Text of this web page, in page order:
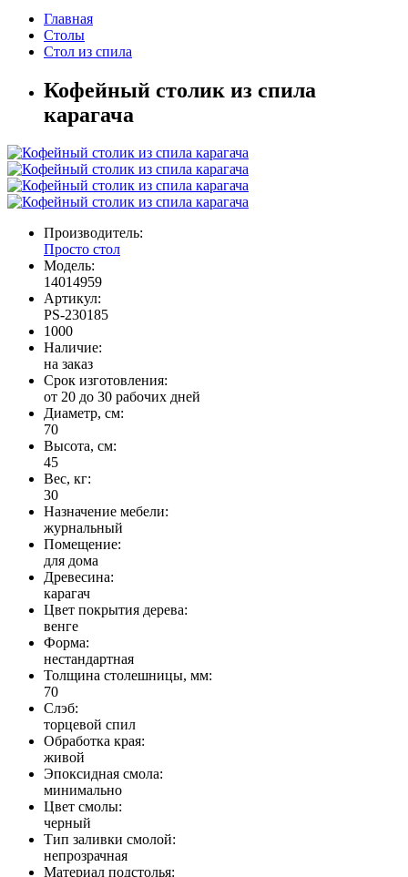
Главная
Столы
Стол из спила
Кофейный столик из спила
карагача
Производитель:
Просто стол
Модель:
14014959
Артикул:
PS-230185
1000
Наличие:
на заказ
Срок изготовления:
от 20 до 30 рабочих дней
Диаметр, см:
70
Высота, см:
45
Вес, кг:
30
Назначение мебели:
журнальный
Помещение:
для дома
Древесина:
карагач
Цвет покрытия дерева:
венге
Форма:
нестандартная
Толщина столешницы, мм:
70
Слэб:
торцевой спил
Обработка края:
живой
Эпоксидная смола:
минимально
Цвет смолы:
черный
Тип заливки смолой:
непрозрачная
Материал подстолья: